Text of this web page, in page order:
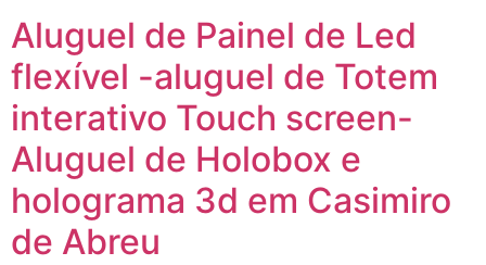
Aluguel de Painel de Led
flexível -aluguel de Totem
interativo Touch screen-
Aluguel de Holobox e
holograma 3d em Casimiro
de Abreu